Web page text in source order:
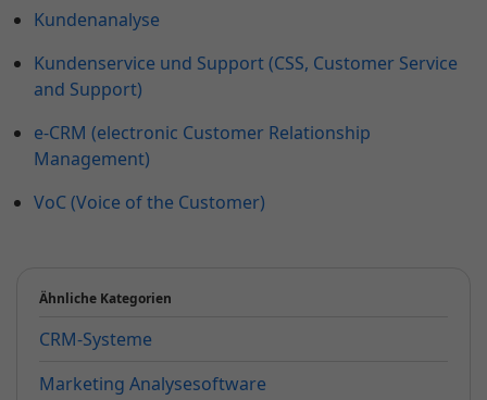
Kundenanalyse
Kundenservice und Support (CSS, Customer Service
and Support)
e-CRM (electronic Customer Relationship
Management)
VoC (Voice of the Customer)
Ähnliche Kategorien
CRM-Systeme
Marketing Analysesoftware